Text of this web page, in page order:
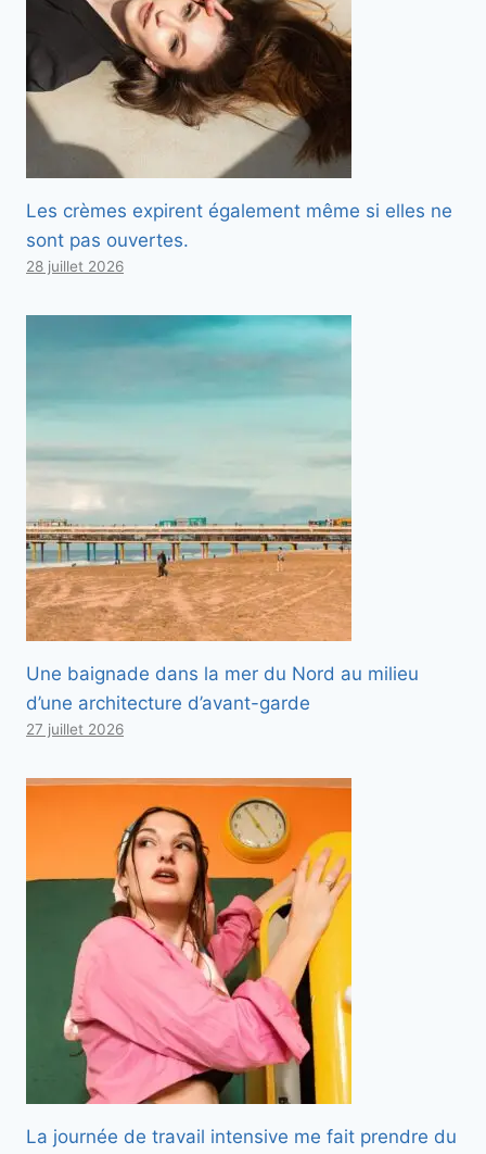
Les crèmes expirent également même si elles ne
sont pas ouvertes.
28 juillet 2026
Une baignade dans la mer du Nord au milieu
d’une architecture d’avant-garde
27 juillet 2026
La journée de travail intensive me fait prendre du